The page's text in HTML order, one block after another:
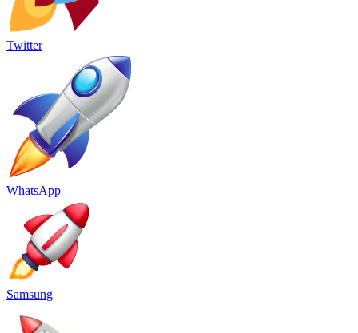
Twitter
WhatsApp
Samsung